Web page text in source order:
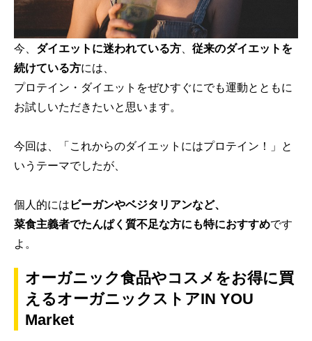
今、 ダイエットに迷われている方、 従来のダイエットを
続けている方には、
プロテイン・ダイエットをぜひすぐにでも運動とともに
お試しいただきたいと思います。
今回は、「これからのダイエットにはプロテイン！」と
いうテーマでしたが、
個人的には ビーガンやベジタリアンなど、
菜食主義者でたんぱく質不足な方にも特におすすめです
よ。
オーガニック食品やコスメをお得に買
えるオーガニックストアIN YOU
Market